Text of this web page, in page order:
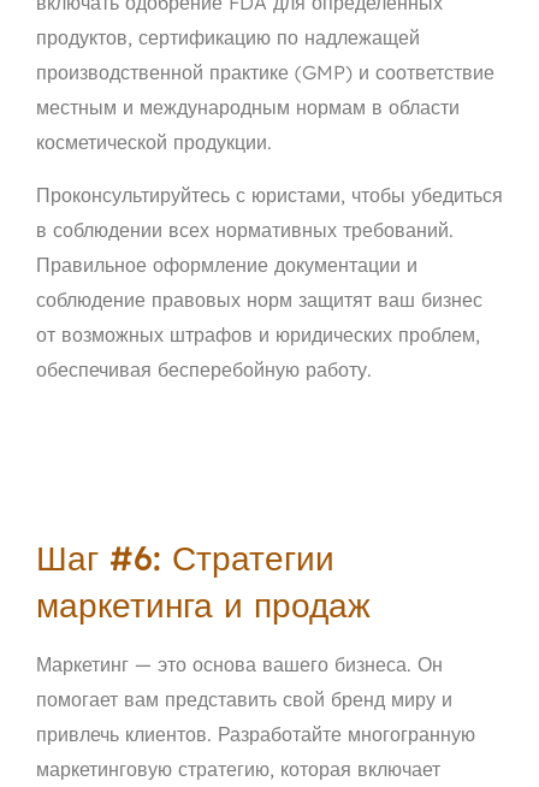
продуктов, сертификацию по надлежащей
производственной практике (GMP) и соответствие
местным и международным нормам в области
косметической продукции.
Проконсультируйтесь с юристами, чтобы убедиться
в соблюдении всех нормативных требований.
Правильное оформление документации и
соблюдение правовых норм защитят ваш бизнес
от возможных штрафов и юридических проблем,
обеспечивая бесперебойную работу.
Шаг #6: Стратегии
маркетинга и продаж
Маркетинг — это основа вашего бизнеса. Он
помогает вам представить свой бренд миру и
привлечь клиентов. Разработайте многогранную
маркетинговую стратегию, которая включает